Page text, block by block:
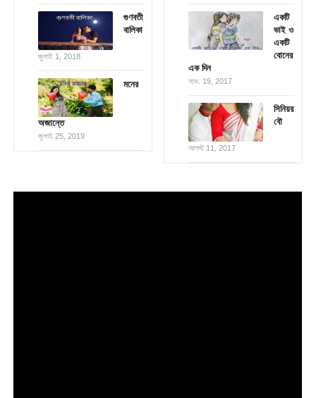
গুণবতী
বালিকা
জুলাই 1, 2018
মনের
অজান্তে
জুলাই 25, 2019
একটি
ভাই ও
একটি
বোনের
এক দিন
নভে. 19, 2017
সিনিয়র
বৌ
আগস্ট 11, 2017